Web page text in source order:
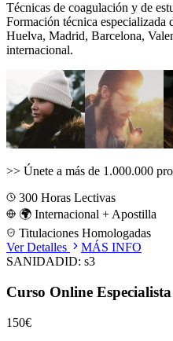
Técnicas de coagulación y de
Formación técnica especializada
Huelva, Madrid, Barcelona,
internacional.
>> Únete a más de 1.000.000
300 Horas Lectivas
🌍 Internacional + Apostilla
Titulaciones Homologadas
Ver Detalles
MÁS INFO
SANIDADID: s3
Curso Online
150€